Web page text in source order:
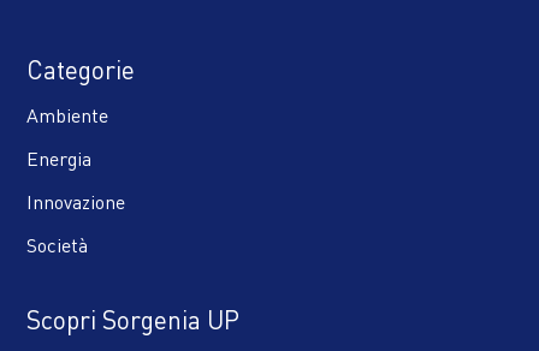
Categorie
Ambiente
Energia
Innovazione
Società
Scopri Sorgenia UP